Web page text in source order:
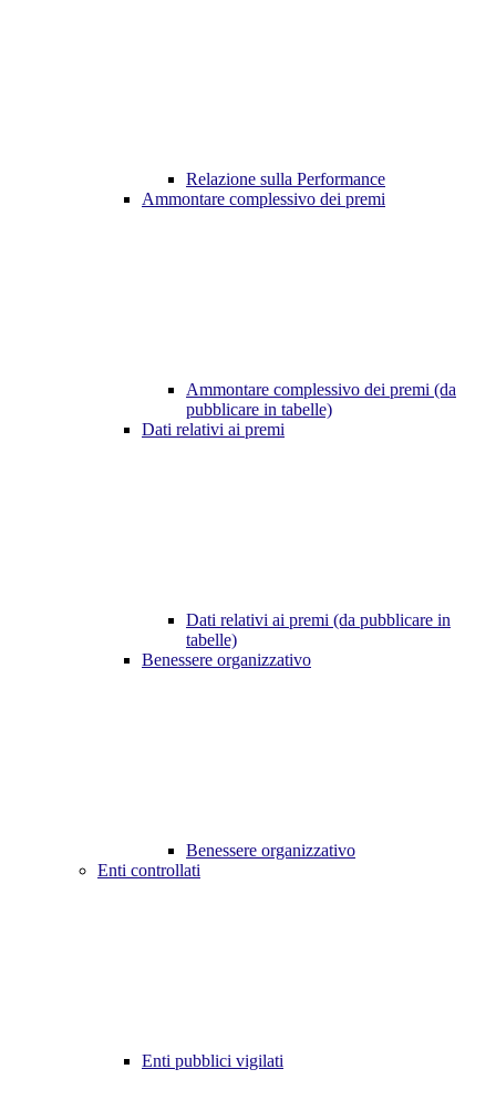
Relazione sulla Performance
Ammontare complessivo dei premi
Ammontare complessivo dei premi (da
pubblicare in tabelle)
Dati relativi ai premi
Dati relativi ai premi (da pubblicare in
tabelle)
Benessere organizzativo
Benessere organizzativo
Enti controllati
Enti pubblici vigilati